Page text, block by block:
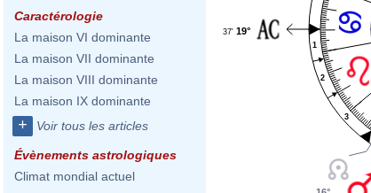
Caractérologie
La maison VI dominante
La maison VII dominante
La maison VIII dominante
La maison IX dominante
+ Voir tous les articles
Évènements astrologiques
Climat mondial actuel
1
2
3
19°
37'